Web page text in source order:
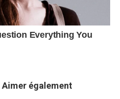
Aimer également